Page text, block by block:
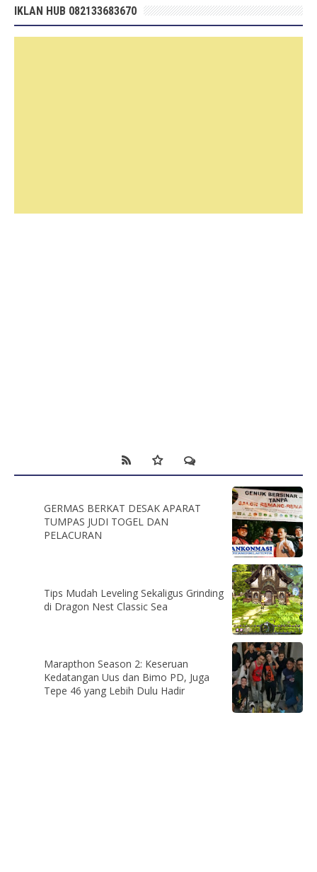
IKLAN HUB 082133683670
GERMAS BERKAT DESAK APARAT
TUMPAS JUDI TOGEL DAN
PELACURAN
Tips Mudah Leveling Sekaligus Grinding
di Dragon Nest Classic Sea
Marapthon Season 2: Keseruan
Kedatangan Uus dan Bimo PD, Juga
Tepe 46 yang Lebih Dulu Hadir